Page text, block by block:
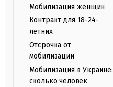
Мобилизация женщин
Контракт для 18-24-
летних
Отсрочка от
мобилизации
Мобилизация в Украине:
сколько человек